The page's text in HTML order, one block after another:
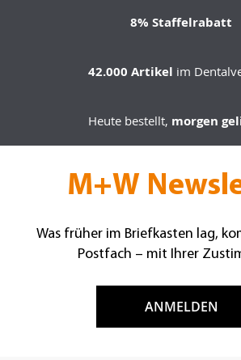
8% Staffelrabatt
42.000 Artikel im
Heute bestellt, morgen
M+W
Was früher im Briefkasten lag,
Postfach – mit Ihrer
ANMELDEN